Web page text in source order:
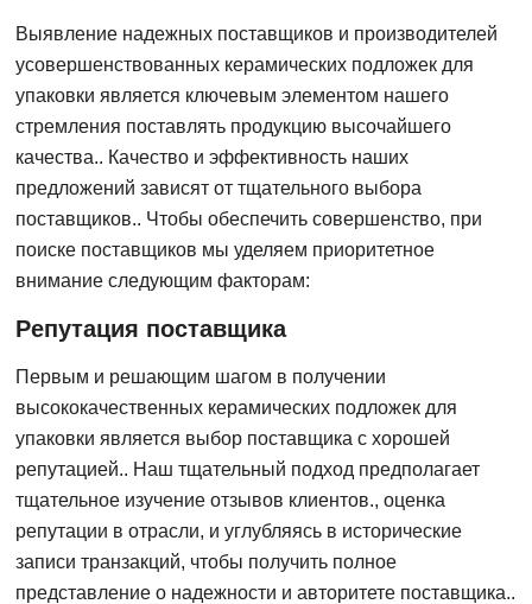
Выявление надежных поставщиков и производителей
усовершенствованных керамических подложек для
упаковки является ключевым элементом нашего
стремления поставлять продукцию высочайшего
качества.. Качество и эффективность наших
предложений зависят от тщательного выбора
поставщиков.. Чтобы обеспечить совершенство, при
поиске поставщиков мы уделяем приоритетное
внимание следующим факторам:
Репутация поставщика
Первым и решающим шагом в получении
высококачественных керамических подложек для
упаковки является выбор поставщика с хорошей
репутацией.. Наш тщательный подход предполагает
тщательное изучение отзывов клиентов., оценка
репутации в отрасли, и углубляясь в исторические
записи транзакций, чтобы получить полное
представление о надежности и авторитете поставщика..